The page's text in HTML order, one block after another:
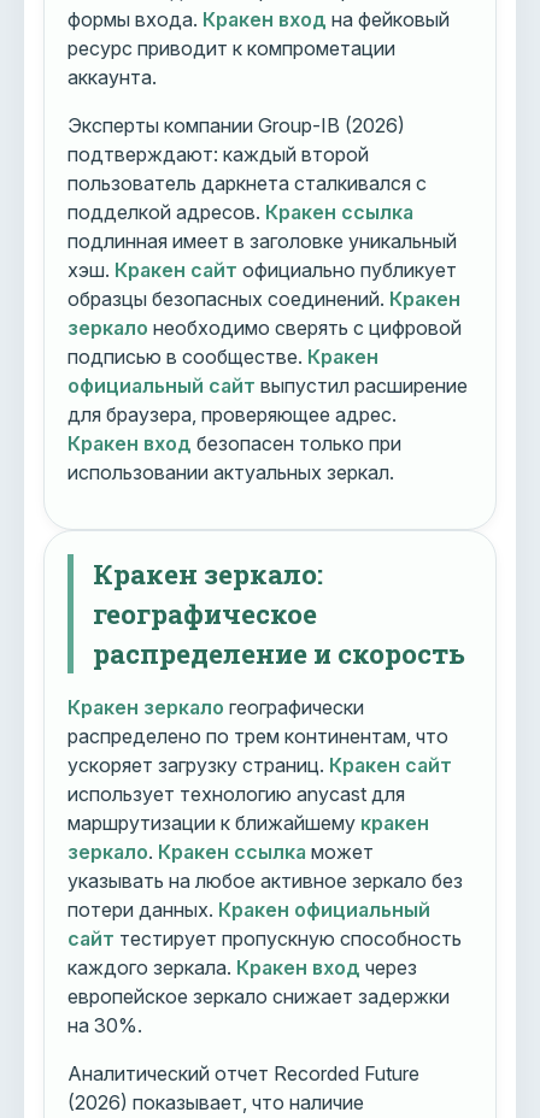
формы входа. Кракен вход на фейковый
ресурс приводит к компрометации
аккаунта.
Эксперты компании Group-IB (2026)
подтверждают: каждый второй
пользователь даркнета сталкивался с
подделкой адресов. Кракен ссылка
подлинная имеет в заголовке уникальный
хэш. Кракен сайт официально публикует
образцы безопасных соединений. Кракен
зеркало необходимо сверять с цифровой
подписью в сообществе. Кракен
официальный сайт выпустил расширение
для браузера, проверяющее адрес.
Кракен вход безопасен только при
использовании актуальных зеркал.
Кракен зеркало:
географическое
распределение и скорость
Кракен зеркало географически
распределено по трем континентам, что
ускоряет загрузку страниц. Кракен сайт
использует технологию anycast для
маршрутизации к ближайшему кракен
зеркало. Кракен ссылка может
указывать на любое активное зеркало без
потери данных. Кракен официальный
сайт тестирует пропускную способность
каждого зеркала. Кракен вход через
европейское зеркало снижает задержки
на 30%.
Аналитический отчет Recorded Future
(2026) показывает, что наличие